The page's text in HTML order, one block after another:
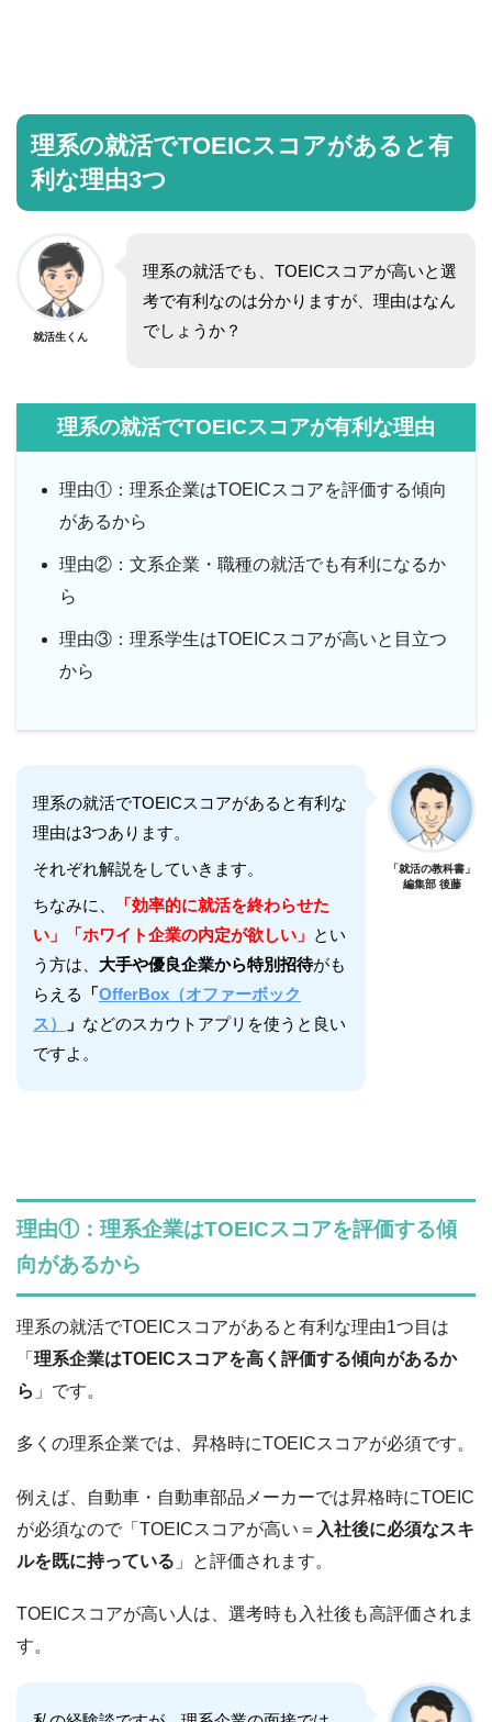
理系の就活でTOEICスコアがあると有
利な理由3つ
就活生くん
理系の就活でも、TOEICスコアが高いと選
考で有利なのは分かりますが、理由はなん
でしょうか？
理系の就活でTOEICスコアが有利な理由
理由①：理系企業はTOEICスコアを評価する傾向
があるから
理由②：文系企業・職種の就活でも有利になるか
ら
理由③：理系学生はTOEICスコアが高いと目立つ
から
理系の就活でTOEICスコアがあると有利な
理由は3つあります。
それぞれ解説をしていきます。
ちなみに、
「効率的に就活を終わらせた
い」「ホワイト企業の内定が欲しい」 とい
う方は、 大手や優良企業から特別招待がも
らえる
「OfferBox（オファーボック
ス）
」 などのスカウトアプリを使うと良い
ですよ。
「就活の教科書」
編集部 後藤
理由①：理系企業はTOEICスコアを評価する傾
向があるから
理系の就活でTOEICスコアがあると有利な理由1つ目は
「 理系企業はTOEICスコアを高く評価する傾向があるか
ら 」です。
多くの理系企業では、昇格時にTOEICスコアが必須です。
例えば、自動車・自動車部品メーカーでは昇格時にTOEIC
が必須なので「TOEICスコアが高い＝ 入社後に必須なスキ
ルを既に持っている 」と評価されます。
TOEICスコアが高い人は、選考時も入社後も高評価されま
す。